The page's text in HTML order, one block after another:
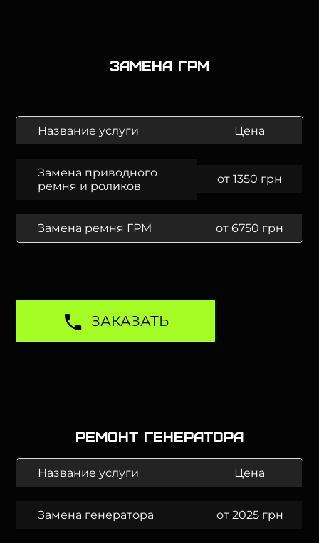
Замена ГРМ
Название услуги Цена
Замена приводного
ремня и роликов
от 1350 грн
Замена ремня ГРМ от 6750 грн
ЗАКАЗАТЬ
Ремонт генератора
Название услуги Цена
Замена генератора от 2025 грн